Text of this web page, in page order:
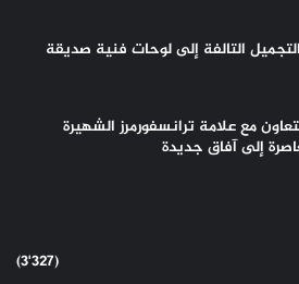
التالفة إلى لوحات فنية صديقة
مع علامة ترانسفورمرز الشهيرة
إلى آفاق جديدة
(3٬327)